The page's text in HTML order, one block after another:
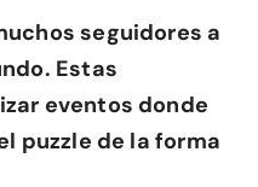
seguidores a
Estas
eventos donde
puzzle de la forma